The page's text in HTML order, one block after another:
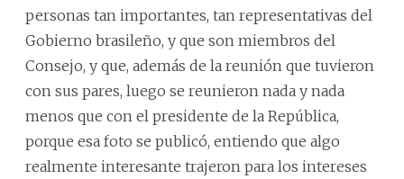
personas tan importantes, tan representativas del
Gobierno brasileño, y que son miembros del
Consejo, y que, además de la reunión que tuvieron
con sus pares, luego se reunieron nada y nada
menos que con el presidente de la República,
porque esa foto se publicó, entiendo que algo
realmente interesante trajeron para los intereses